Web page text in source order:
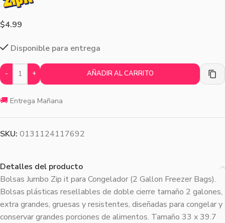
$4.99
Disponible para entrega
- + AÑADIR AL CARRITO
🚚 Entrega Mañana
SKU: 0131124117692
Detalles del producto
Bolsas Jumbo Zip it para Congelador (2 Gallon Freezer Bags).
Bolsas plásticas resellables de doble cierre tamaño 2 galones,
extra grandes, gruesas y resistentes, diseñadas para congelar y
conservar grandes porciones de alimentos. Tamaño 33 x 39.7